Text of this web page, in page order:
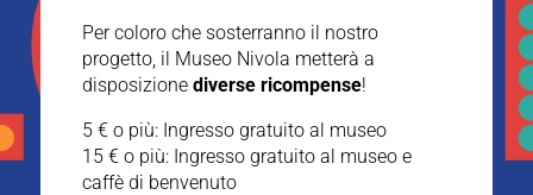
Per coloro che sosterranno il nostro
progetto, il Museo Nivola metterà a
disposizione diverse ricompense!
5 € o più: Ingresso gratuito al museo
15 € o più: Ingresso gratuito al museo e
caffè di benvenuto